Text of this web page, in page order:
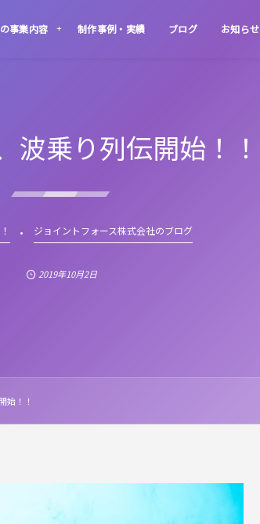
事業内容 制作事例・実績 ブログ お知らせ
波乗り列伝開始！！
ジョイントフォース株式会社のブログ
2019年10月2日
始！！